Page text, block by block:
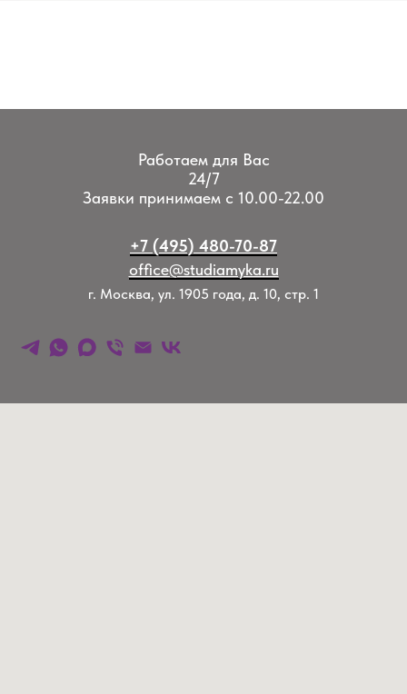
Работаем для Вас
24/7
Заявки принимаем с 10.00-22.00
+7 (495) 480-70-87
office@studiamyka.ru
г. Москва, ул. 1905 года, д. 10, стр. 1